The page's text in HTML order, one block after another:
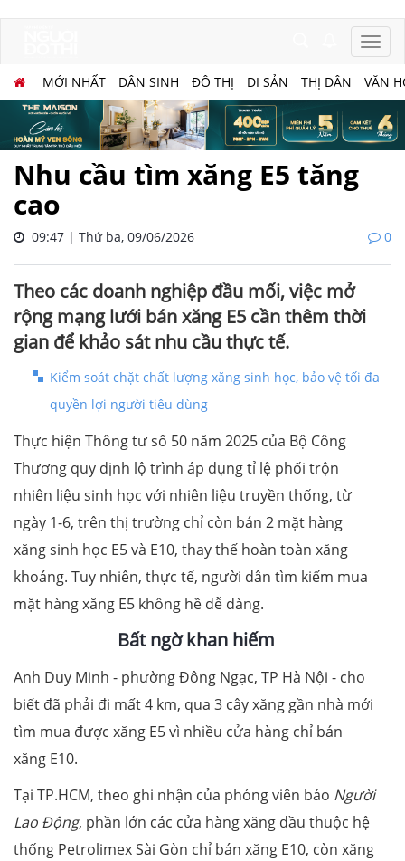
MỚI NHẤT DÂN SINH ĐÔ THỊ DI SẢN THỊ DÂN VĂN
Nhu cầu tìm xăng E5 tăng
cao
09:47 | Thứ ba, 09/06/2026 0
Theo các doanh nghiệp đầu mối, việc mở
rộng mạng lưới bán xăng E5 cần thêm thời
gian để khảo sát nhu cầu thực tế.
Kiểm soát chặt chất lượng xăng sinh học, bảo vệ tối đa
quyền lợi người tiêu dùng
Thực hiện Thông tư số 50 năm 2025 của Bộ Công
Thương quy định lộ trình áp dụng tỉ lệ phối trộn
nhiên liệu sinh học với nhiên liệu truyền thống, từ
ngày 1-6, trên thị trường chỉ còn bán 2 mặt hàng
xăng sinh học E5 và E10, thay thế hoàn toàn xăng
khoáng. Tuy nhiên, thực tế, người dân tìm kiếm mua
mặt hàng xăng E5 không hề dễ dàng.
Bất ngờ khan hiếm
Anh Duy Minh - phường Đông Ngạc, TP Hà Nội - cho
biết đã phải đi mất 4 km, qua 3 cây xăng gần nhà mới
tìm mua được xăng E5 vì nhiều cửa hàng chỉ bán
xăng E10.
Tại TP.HCM, theo ghi nhận của phóng viên báo Người
Lao Động, phần lớn các cửa hàng xăng dầu thuộc hệ
thống Petrolimex Sài Gòn chỉ bán xăng E10, còn xăng